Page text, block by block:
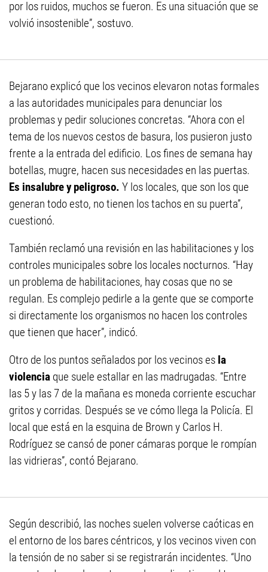
por los ruidos, muchos se fueron. Es una situación que se
volvió insostenible”, sostuvo.
Bejarano explicó que los vecinos elevaron notas formales
a las autoridades municipales para denunciar los
problemas y pedir soluciones concretas. “Ahora con el
tema de los nuevos cestos de basura, los pusieron justo
frente a la entrada del edificio. Los fines de semana hay
botellas, mugre, hacen sus necesidades en las puertas.
Es insalubre y peligroso. Y los locales, que son los que
generan todo esto, no tienen los tachos en su puerta”,
cuestionó.
También reclamó una revisión en las habilitaciones y los
controles municipales sobre los locales nocturnos. “Hay
un problema de habilitaciones, hay cosas que no se
regulan. Es complejo pedirle a la gente que se comporte
si directamente los organismos no hacen los controles
que tienen que hacer”, indicó.
Otro de los puntos señalados por los vecinos es la
violencia que suele estallar en las madrugadas. “Entre
las 5 y las 7 de la mañana es moneda corriente escuchar
gritos y corridas. Después se ve cómo llega la Policía. El
local que está en la esquina de Brown y Carlos H.
Rodríguez se cansó de poner cámaras porque le rompían
las vidrieras”, contó Bejarano.
Según describió, las noches suelen volverse caóticas en
el entorno de los bares céntricos, y los vecinos viven con
la tensión de no saber si se registrarán incidentes. “Uno